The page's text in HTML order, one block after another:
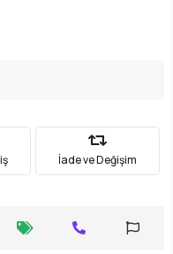
İade ve Değişim